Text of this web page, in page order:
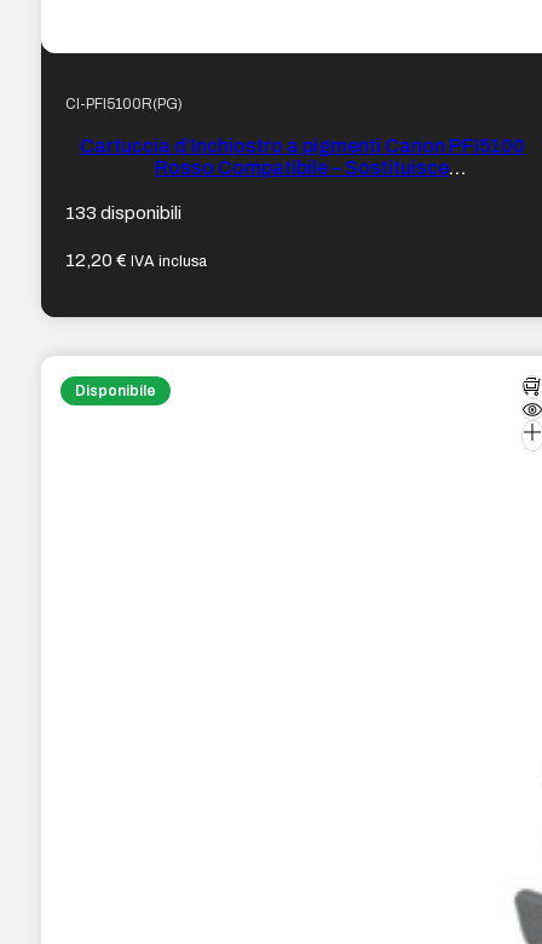
CI-PFI5100R(PG)
Cartuccia d’Inchiostro a pigmenti Canon PFI5100
Rosso Compatibile – Sostituisce
133 disponibili
12,20€ IVA inclusa
Disponibile